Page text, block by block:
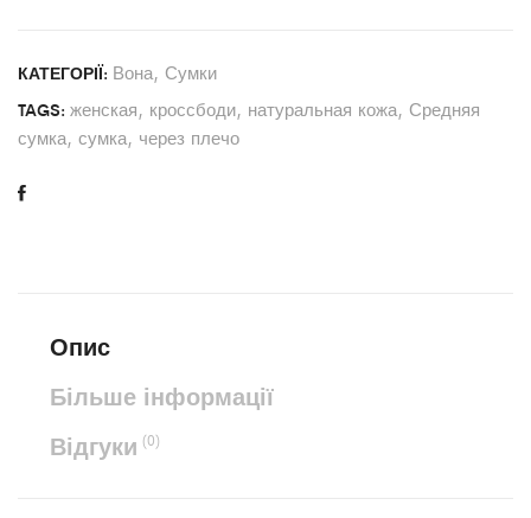
КАТЕГОРІЇ: Вона, Сумки
TAGS: женская, кроссбоди, натуральная кожа, Средняя
сумка, сумка, через плечо
Опис
Більше інформації
Відгуки(0)